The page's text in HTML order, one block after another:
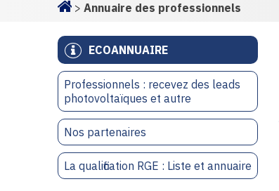
> Annuaire des professionnels
ECOANNUAIRE
Professionnels : recevez des leads
photovoltaïques et autre
Nos partenaires
La qualification RGE : Liste et annuaire